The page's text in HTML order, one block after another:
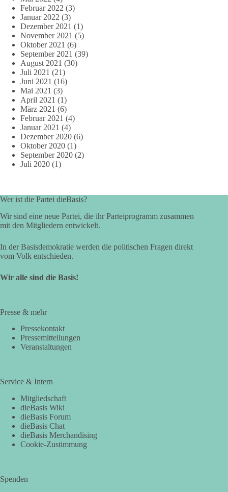
Februar 2022 (3)
Januar 2022 (3)
Dezember 2021 (1)
November 2021 (5)
Oktober 2021 (6)
September 2021 (39)
August 2021 (30)
Juli 2021 (21)
Juni 2021 (16)
Mai 2021 (3)
April 2021 (1)
März 2021 (6)
Februar 2021 (4)
Januar 2021 (4)
Dezember 2020 (6)
Oktober 2020 (1)
September 2020 (2)
Juli 2020 (1)
Wer ist die Partei dieBasis?
Wir sind eine neue Partei, die ihr Parteiprogramm zusammen
mit den Mitgliedern entwickelt.
In der Basisdemokratie werden die politischen Fragen direkt
vom Volk entschieden.
Wir alle sind die Basis!
Presse & mehr
Pressekontakt
Pressemitteilungen
Veranstaltungen
Service & Intern
Mitgliedschaft
dieBasis Wiki
dieBasis Forum
dieBasis Chat
dieBasis Merchandising
Cookie-Zustimmung
Spenden